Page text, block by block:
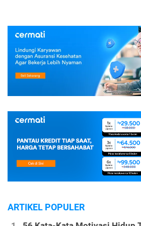
ARTIKEL POPULER